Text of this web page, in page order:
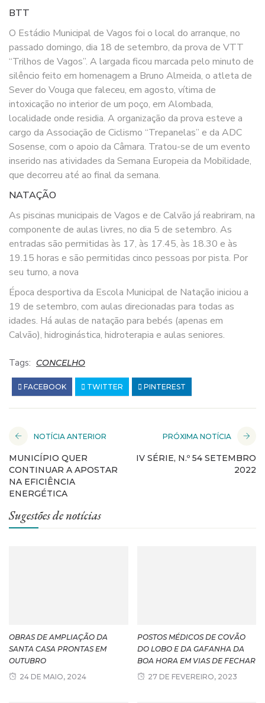
BTT
O Estádio Municipal de Vagos foi o local do arranque, no
passado domingo, dia 18 de setembro, da prova de VTT
“Trilhos de Vagos”. A largada ficou marcada pelo minuto de
silêncio feito em homenagem a Bruno Almeida, o atleta de
Sever do Vouga que faleceu, em agosto, vítima de
intoxicação no interior de um poço, em Alombada,
localidade onde residia. A organização da prova esteve a
cargo da Associação de Ciclismo “Trepanelas” e da ADC
Sosense, com o apoio da Câmara. Tratou-se de um evento
inserido nas atividades da Semana Europeia da Mobilidade,
que decorreu até ao final da semana.
NATAÇÃO
As piscinas municipais de Vagos e de Calvão já reabriram, na
componente de aulas livres, no dia 5 de setembro. As
entradas são permitidas às 17, às 17.45, às 18.30 e às
19.15 horas e são permitidas cinco pessoas por pista. Por
seu turno, a nova
Época desportiva da Escola Municipal de Natação iniciou a
19 de setembro, com aulas direcionadas para todas as
idades. Há aulas de natação para bebés (apenas em
Calvão), hidroginástica, hidroterapia e aulas seniores.
Tags: CONCELHO
FACEBOOK TWITTER PINTEREST
NOTÍCIA ANTERIOR
MUNICÍPIO QUER
CONTINUAR A APOSTAR
NA EFICIÊNCIA
ENERGÉTICA
PRÓXIMA NOTÍCIA
IV SÉRIE, N.º 54 SETEMBRO
2022
Sugestões de notícias
OBRAS DE AMPLIAÇÃO DA
SANTA CASA PRONTAS EM
OUTUBRO
24 DE MAIO, 2024
POSTOS MÉDICOS DE COVÃO
DO LOBO E DA GAFANHA DA
BOA HORA EM VIAS DE FECHAR
27 DE FEVEREIRO, 2023